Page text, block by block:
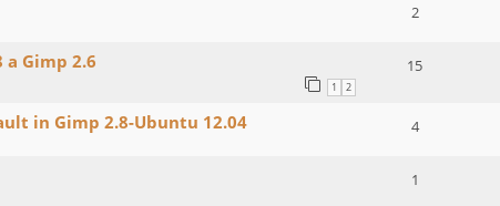
2
a Gimp 2.6
1 2
15
in Gimp 2.8-Ubuntu 12.04 4
1